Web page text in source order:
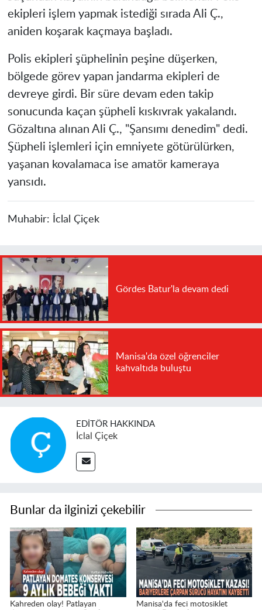
ekipleri işlem yapmak istediği sırada Ali Ç.,
aniden koşarak kaçmaya başladı.
Polis ekipleri şüphelinin peşine düşerken,
bölgede görev yapan jandarma ekipleri de
devreye girdi. Bir süre devam eden takip
sonucunda kaçan şüpheli kıskıvrak yakalandı.
Gözaltına alınan Ali Ç., "Şansımı denedim" dedi.
Şüpheli işlemleri için emniyete götürülürken,
yaşanan kovalamaca ise amatör kameraya
yansıdı.
Muhabir: İclal Çiçek
Gördes Batur'la devam dedi
Manisa'da özel öğrenciler
kahvaltıda buluştu
EDITÖR HAKKINDA
İclal Çiçek
Bunlar da ilginizi çekebilir
Kahreden olay! Patlayan
Manisa'da feci motosiklet